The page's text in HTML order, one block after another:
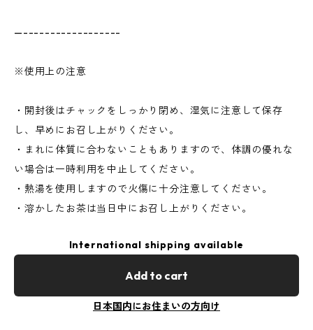
—------------------
※使用上の注意
・開封後はチャックをしっかり閉め、湿気に注意して保存
し、早めにお召し上がりください。
・まれに体質に合わないこともありますので、体調の優れな
い場合は一時利用を中止してください。
・熱湯を使用しますので火傷に十分注意してください。
・溶かしたお茶は当日中にお召し上がりください。
International shipping available
Add to cart
日本国内にお住まいの方向け